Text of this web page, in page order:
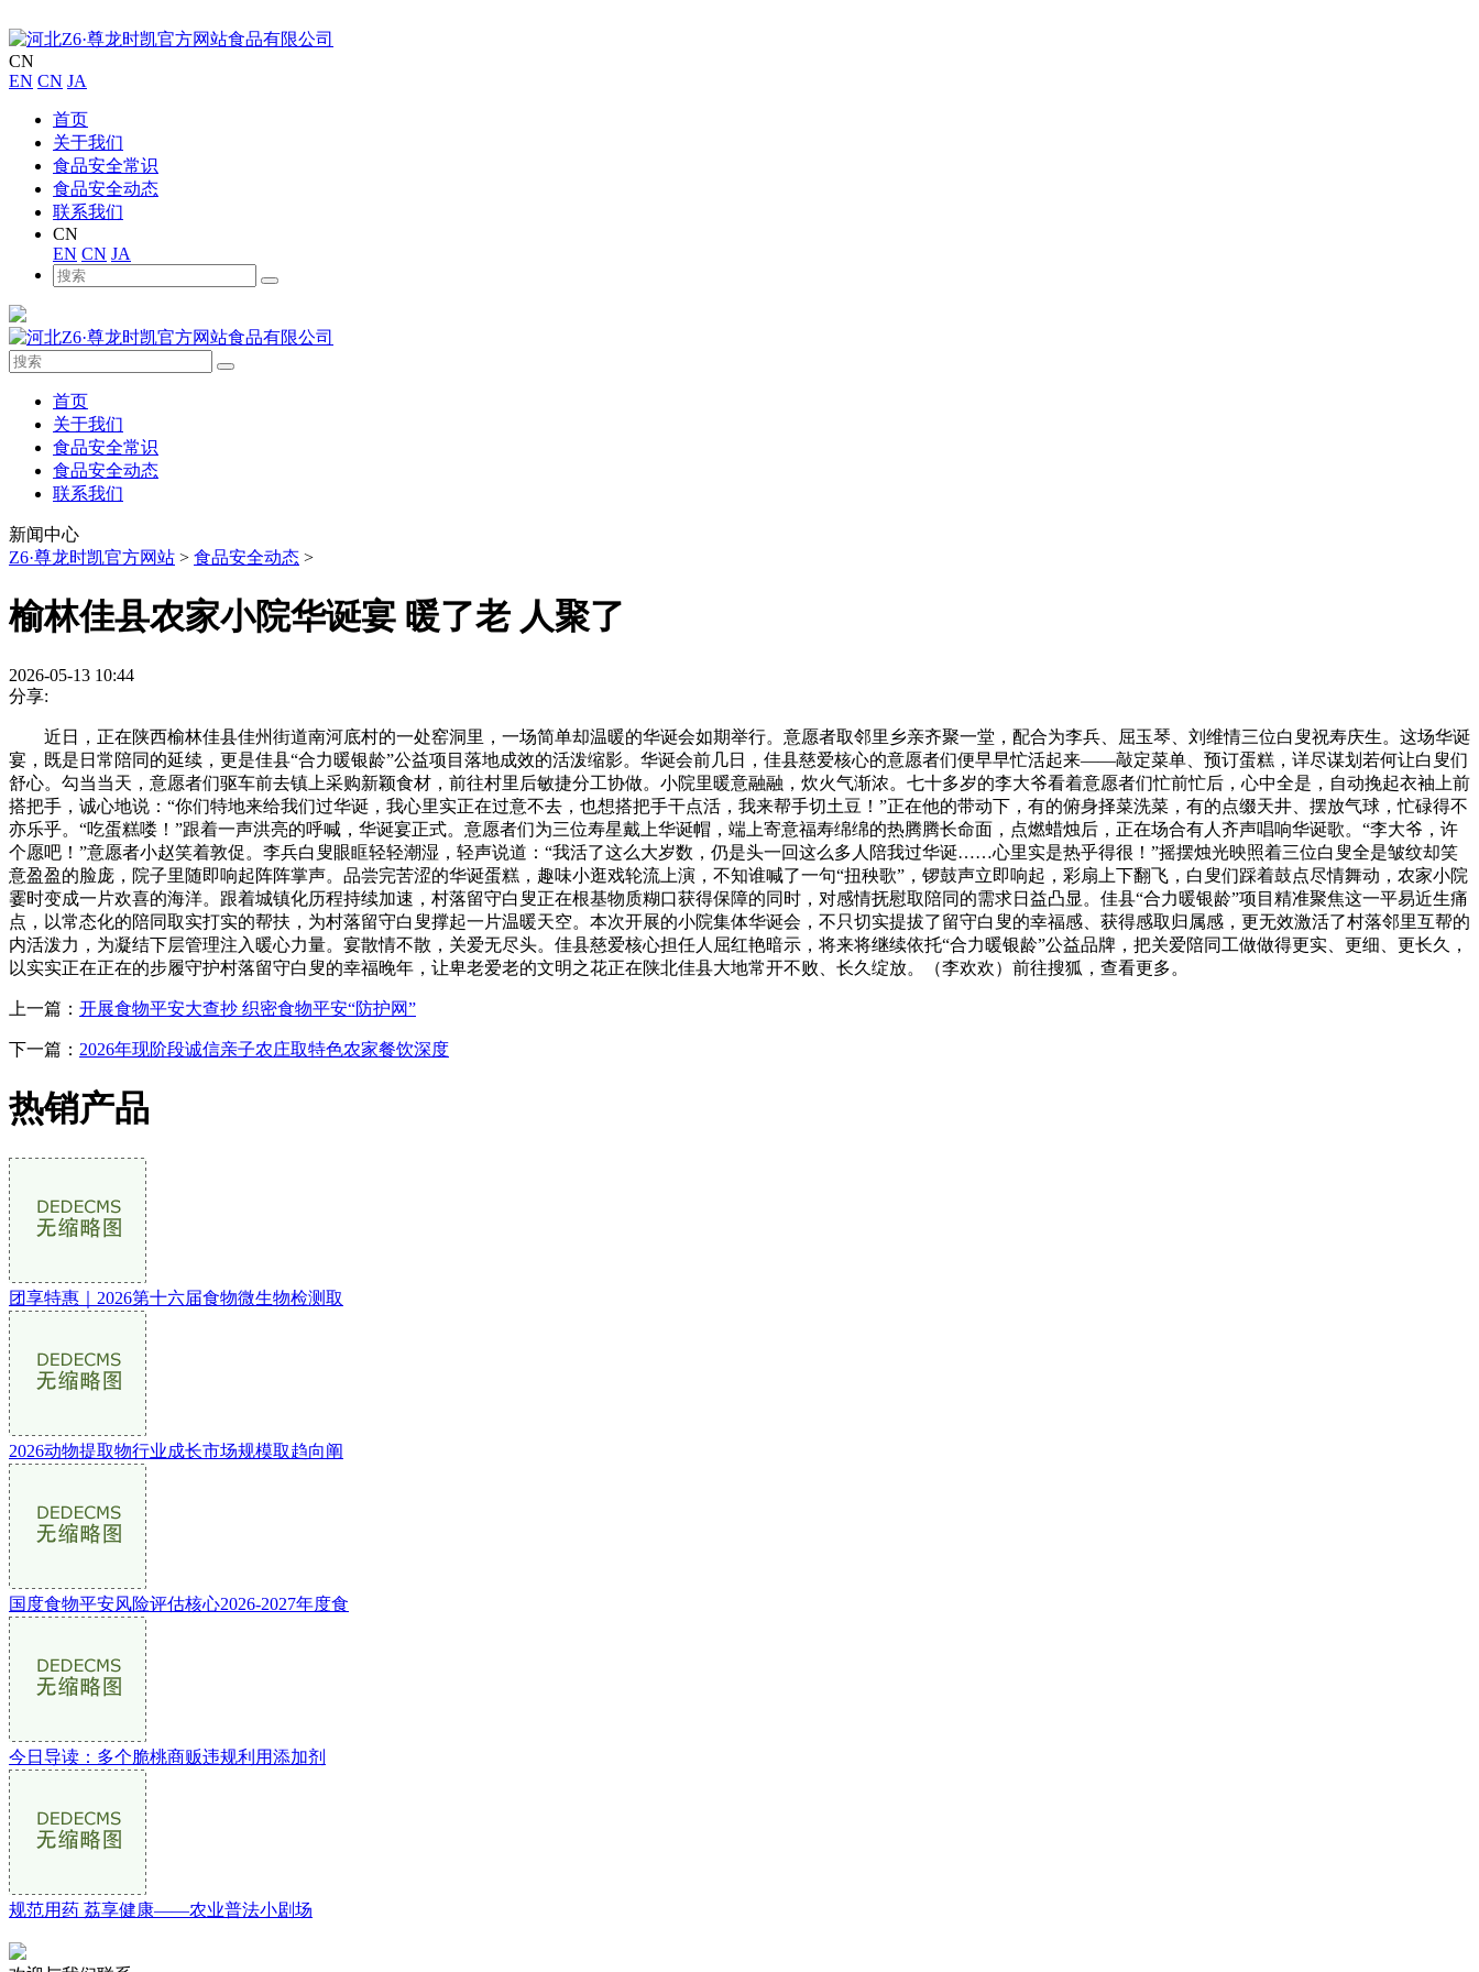
CN
EN CN JA
首页
关于我们
食品安全常识
食品安全动态
联系我们
CN
EN CN JA
首页
关于我们
食品安全常识
食品安全动态
联系我们
新闻中心
Z6·尊龙时凯官方网站 > 食品安全动态 >
榆林佳县农家小院华诞宴 暖了老 人聚了
2026-05-13 10:44
分享:
近日，正在陕西榆林佳县佳州街道南河底村的一处窑洞里，一场简单却温暖的华诞会如期举行。意愿者取邻里乡亲齐聚一堂，配合为李兵、屈玉琴、刘维情三位白叟祝寿庆生。这场华诞
宴，既是日常陪同的延续，更是佳县“合力暖银龄”公益项目落地成效的活泼缩影。华诞会前几日，佳县慈爱核心的意愿者们便早早忙活起来——敲定菜单、预订蛋糕，详尽谋划若何让白叟们
舒心。勾当当天，意愿者们驱车前去镇上采购新颖食材，前往村里后敏捷分工协做。小院里暖意融融，炊火气渐浓。七十多岁的李大爷看着意愿者们忙前忙后，心中全是，自动挽起衣袖上前
搭把手，诚心地说：“你们特地来给我们过华诞，我心里实正在过意不去，也想搭把手干点活，我来帮手切土豆！”正在他的带动下，有的俯身择菜洗菜，有的点缀天井、摆放气球，忙碌得不
亦乐乎。“吃蛋糕喽！”跟着一声洪亮的呼喊，华诞宴正式。意愿者们为三位寿星戴上华诞帽，端上寄意福寿绵绵的热腾腾长命面，点燃蜡烛后，正在场合有人齐声唱响华诞歌。“李大爷，许
个愿吧！”意愿者小赵笑着敦促。李兵白叟眼眶轻轻潮湿，轻声说道：“我活了这么大岁数，仍是头一回这么多人陪我过华诞……心里实是热乎得很！”摇摆烛光映照着三位白叟全是皱纹却笑
意盈盈的脸庞，院子里随即响起阵阵掌声。品尝完苦涩的华诞蛋糕，趣味小逛戏轮流上演，不知谁喊了一句“扭秧歌”，锣鼓声立即响起，彩扇上下翻飞，白叟们踩着鼓点尽情舞动，农家小院
霎时变成一片欢喜的海洋。跟着城镇化历程持续加速，村落留守白叟正在根基物质糊口获得保障的同时，对感情抚慰取陪同的需求日益凸显。佳县“合力暖银龄”项目精准聚焦这一平易近生痛
点，以常态化的陪同取实打实的帮扶，为村落留守白叟撑起一片温暖天空。本次开展的小院集体华诞会，不只切实提拔了留守白叟的幸福感、获得感取归属感，更无效激活了村落邻里互帮的
内活泼力，为凝结下层管理注入暖心力量。宴散情不散，关爱无尽头。佳县慈爱核心担任人屈红艳暗示，将来将继续依托“合力暖银龄”公益品牌，把关爱陪同工做做得更实、更细、更长久，
以实实正在正在的步履守护村落留守白叟的幸福晚年，让卑老爱老的文明之花正在陕北佳县大地常开不败、长久绽放。（李欢欢）前往搜狐，查看更多。
上一篇： 开展食物平安大查抄 织密食物平安“防护网”
下一篇： 2026年现阶段诚信亲子农庄取特色农家餐饮深度
热销产品
团享特惠｜2026第十六届食物微生物检测取
2026动物提取物行业成长市场规模取趋向阐
国度食物平安风险评估核心2026-2027年度食
今日导读：多个脆桃商贩违规利用添加剂
规范用药 荔享健康——农业普法小剧场